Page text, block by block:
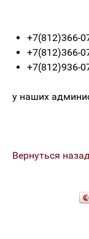
+7(812)366-
+7(812)366-
+7(812)936-
у наших
Вернуться